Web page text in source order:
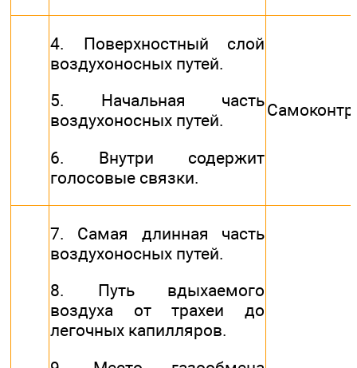
4. Поверхностный слой
воздухоносных путей.
5. Начальная часть
воздухоносных путей.
6. Внутри содержит
голосовые связки.
7. Самая длинная часть
воздухоносных путей.
8. Путь вдыхаемого
воздуха от трахеи до
легочных капилляров.